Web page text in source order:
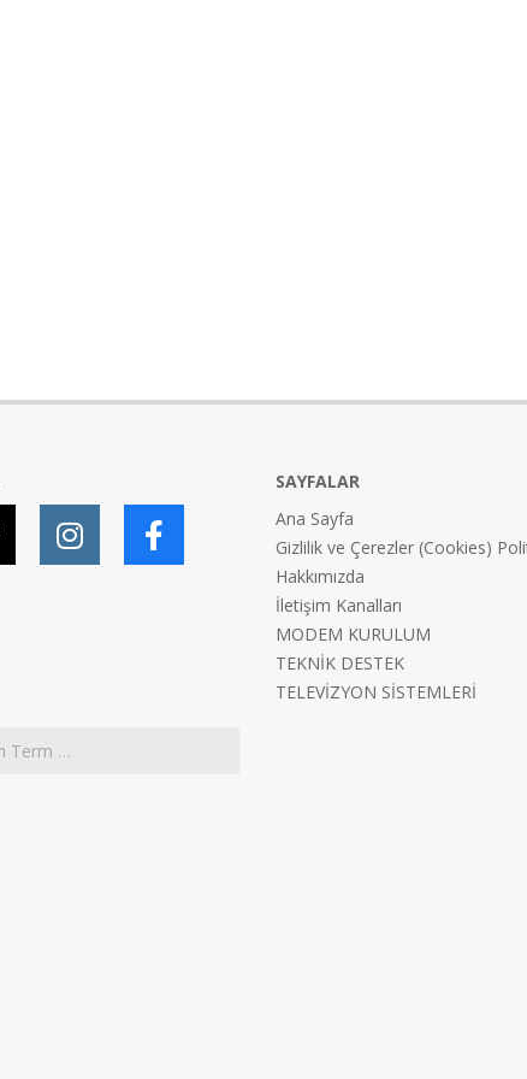
SAYFALAR
Ana Sayfa
Gizlilik ve Çerezler (Cookies)
Hakkımızda
İletişim Kanalları
MODEM KURULUM
TEKNİK DESTEK
TELEVİZYON SİSTEMLERİ